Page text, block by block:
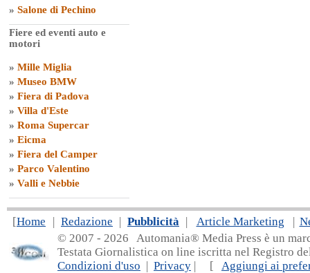
» Salone di Pechino
Fiere ed eventi auto e
motori
» Mille Miglia
» Museo BMW
» Fiera di Padova
» Villa d'Este
» Roma Supercar
» Eicma
» Fiera del Camper
» Parco Valentino
» Valli e Nebbie
[Home | Redazione | Pubblicità | Article Marketing |
© 2007 - 2026 Automania® Media Press è un
Testata Giornalistica on line iscritta nel Registro
Condizioni d'uso | Privacy | [ Aggiungi ai